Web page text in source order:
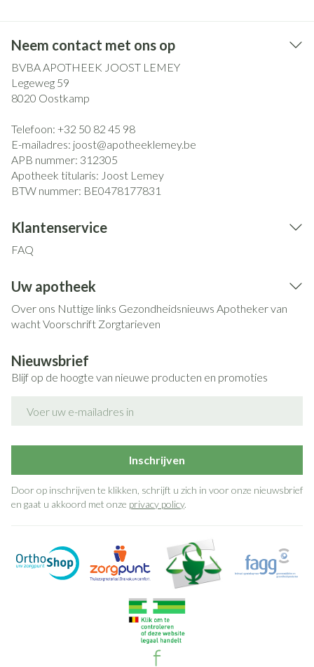
Neem contact met ons op
BVBA APOTHEEK JOOST LEMEY
Legeweg 59
8020 Oostkamp
Telefoon: +32 50 82 45 98
E-mailadres: joost@apotheeklemey.be
APB nummer: 312305
Apotheek titularis: Joost Lemey
BTW nummer: BE0478177831
Klantenservice
FAQ
Uw apotheek
Over ons Nuttige links Gezondheidsnieuws Apotheker van
wachtVoorschrift Zorgtarieven
Nieuwsbrief
Blijf op de hoogte van nieuwe producten en promoties
Inschrijven
Door op inschrijven te klikken, schrijft u zich in voor onze nieuwsbrief
en gaat u akkoord met onze privacy policy.